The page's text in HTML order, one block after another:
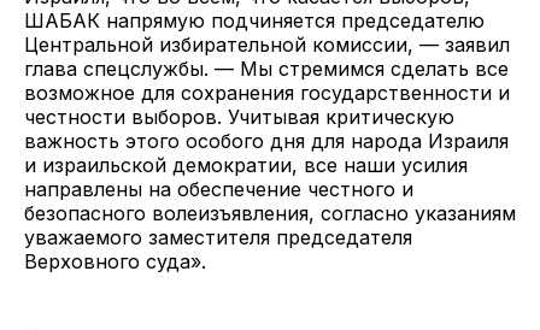
ШАБАК напрямую подчиняется председателю
Центральной избирательной комиссии, — заявил
глава спецслужбы. — Мы стремимся сделать все
возможное для сохранения государственности и
честности выборов. Учитывая критическую
важность этого особого дня для народа Израиля
и израильской демократии, все наши усилия
направлены на обеспечение честного и
безопасного волеизъявления, согласно указаниям
уважаемого заместителя председателя
Верховного суда».